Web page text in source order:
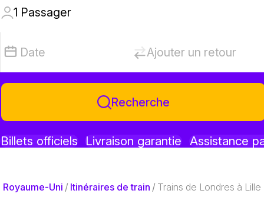
1 Passager
Date Ajouter un retour
Recherche
Billets officiels Livraison garantie Assistance
Royaume-Uni / Itinéraires de train / Trains de Londres à Lille